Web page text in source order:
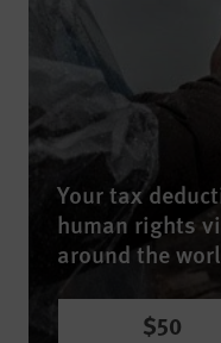
Your tax
human rights
around the
$50